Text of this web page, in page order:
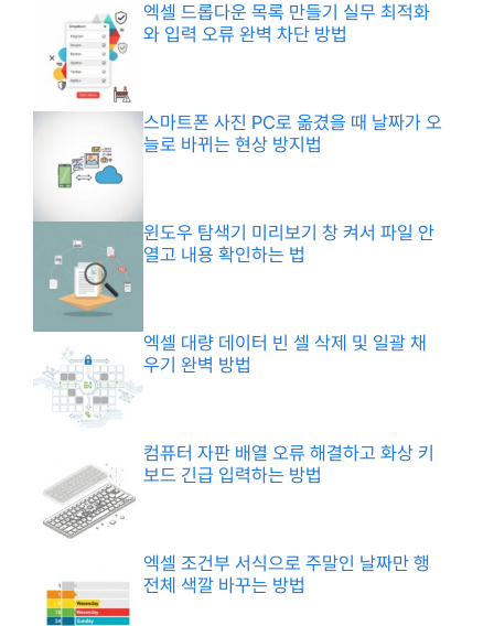
엑셀 드롭다운 목록 만들기 실무 최적화
와 입력 오류 완벽 차단 방법
스마트폰 사진 PC로 옮겼을 때 날짜가 오
늘로 바뀌는 현상 방지법
윈도우 탐색기 미리보기 창 켜서 파일 안
열고 내용 확인하는 법
엑셀 대량 데이터 빈 셀 삭제 및 일괄 채
우기 완벽 방법
컴퓨터 자판 배열 오류 해결하고 화상 키
보드 긴급 입력하는 방법
엑셀 조건부 서식으로 주말인 날짜만 행
전체 색깔 바꾸는 방법